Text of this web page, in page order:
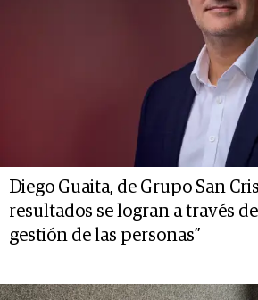
Diego Guaita, de Grupo San
resultados se logran a través
gestión de las personas”